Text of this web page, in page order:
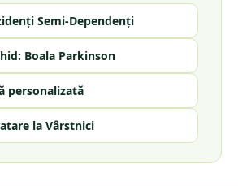
Semi-Dependenți
Boala Parkinson
personalizată
la Vârstnici